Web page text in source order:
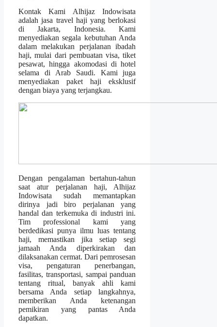
Kontak Kami Alhijaz Indowisata
adalah jasa travel haji yang berlokasi
di Jakarta, Indonesia. Kami
menyediakan segala kebutuhan Anda
dalam melakukan perjalanan ibadah
haji, mulai dari pembuatan visa, tiket
pesawat, hingga akomodasi di hotel
selama di Arab Saudi. Kami juga
menyediakan paket haji eksklusif
dengan biaya yang terjangkau.
Dengan pengalaman bertahun-tahun
saat atur perjalanan haji, Alhijaz
Indowisata sudah memantapkan
dirinya jadi biro perjalanan yang
handal dan terkemuka di industri ini.
Tim professional kami yang
berdedikasi punya ilmu luas tentang
haji, memastikan jika setiap segi
jamaah Anda diperkirakan dan
dilaksanakan cermat. Dari pemrosesan
visa, pengaturan penerbangan,
fasilitas, transportasi, sampai panduan
tentang ritual, banyak ahli kami
bersama Anda setiap langkahnya,
memberikan Anda ketenangan
pemikiran yang pantas Anda
dapatkan.